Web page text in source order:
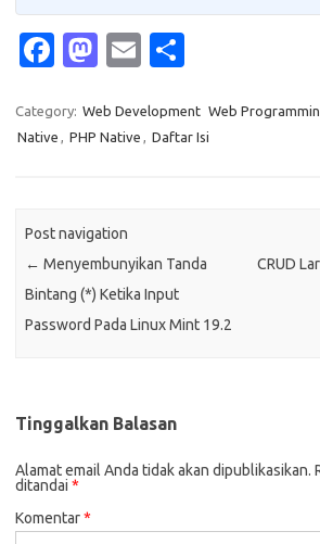
Fa
e
b
o
k
M
t
o
o
n
E
ail ar
e
Category: Web Development Web
Native , PHP Native , Daftar Isi
Post navigation
← Menyembunyikan Tanda
Bintang (*) Ketika Input
Password Pada Linux Mint 19.2
CRUD
Tinggalkan Balasan
Alamat email Anda tidak akan dipublikasikan.
ditandai *
Komentar*